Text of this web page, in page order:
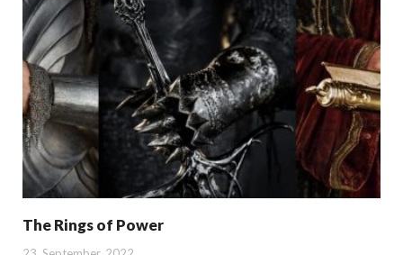
The Rings of Power